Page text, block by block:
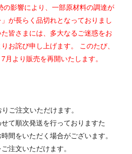
の影響により、一部原材料の調達が
が長らく品切れとなっておりまし
皆さまには、多大なるご迷惑をお
お詫び申し上げます。 このたび、
より販売を再開いたします。
ご注文いただけます。
て順次発送を行っておりますた
間をいただく場合がございます。
注文いただけます。